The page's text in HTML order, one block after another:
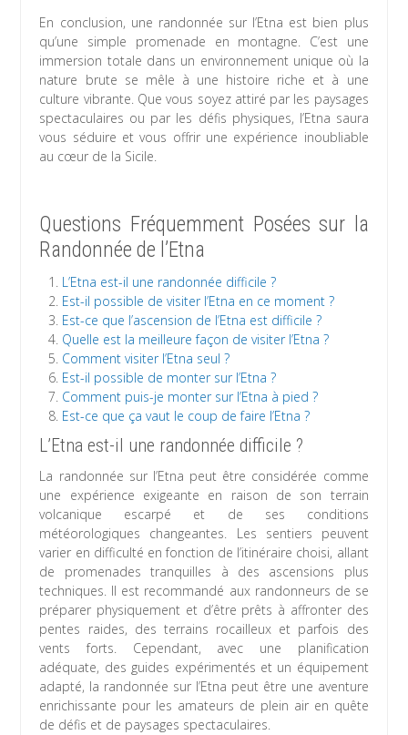
En conclusion, une randonnée sur l’Etna est bien plus
qu’une simple promenade en montagne. C’est une
immersion totale dans un environnement unique où la
nature brute se mêle à une histoire riche et à une
culture vibrante. Que vous soyez attiré par les paysages
spectaculaires ou par les défis physiques, l’Etna saura
vous séduire et vous offrir une expérience inoubliable
au cœur de la Sicile.
Questions Fréquemment Posées sur la
Randonnée de l’Etna
L’Etna est-il une randonnée difficile ?
Est-il possible de visiter l’Etna en ce moment ?
Est-ce que l’ascension de l’Etna est difficile ?
Quelle est la meilleure façon de visiter l’Etna ?
Comment visiter l’Etna seul ?
Est-il possible de monter sur l’Etna ?
Comment puis-je monter sur l’Etna à pied ?
Est-ce que ça vaut le coup de faire l’Etna ?
L’Etna est-il une randonnée difficile ?
La randonnée sur l’Etna peut être considérée comme
une expérience exigeante en raison de son terrain
volcanique escarpé et de ses conditions
météorologiques changeantes. Les sentiers peuvent
varier en difficulté en fonction de l’itinéraire choisi, allant
de promenades tranquilles à des ascensions plus
techniques. Il est recommandé aux randonneurs de se
préparer physiquement et d’être prêts à affronter des
pentes raides, des terrains rocailleux et parfois des
vents forts. Cependant, avec une planification
adéquate, des guides expérimentés et un équipement
adapté, la randonnée sur l’Etna peut être une aventure
enrichissante pour les amateurs de plein air en quête
de défis et de paysages spectaculaires.